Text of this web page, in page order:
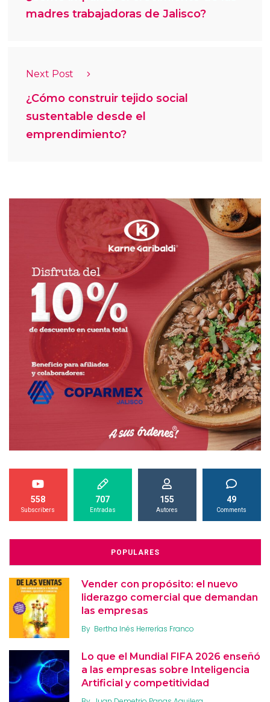
madres trabajadoras de Jalisco?
Next Post
¿Cómo construir tejido social
sustentable desde el
emprendimiento?
558
Subscribers
707
Entradas
155
Autores
49
Comments
POPULARES
Vender con propósito: el nuevo
liderazgo comercial que demandan
las empresas
By Bertha Inés Herrerías Franco
Lo que el Mundial FIFA 2026 enseñó
a las empresas sobre Inteligencia
Artificial y competitividad